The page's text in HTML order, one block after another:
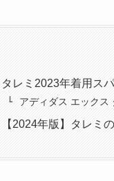
タレミ2023年着用ス
アディダス エックス
【2024年版】タレミ